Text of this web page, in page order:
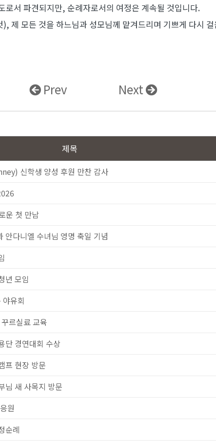
로서 파견되지만, 순례자로서의 여정은 계속될 것입니다.
제 모든 것을 하느님과 성모님께 맡겨드리며 기쁘게 다시
Prev Next
제목
신학생 양성 후원 만찬 감사
운 첫 만남
안다니엘 수녀님 영명 축일 기념
년 모임
유회
르실료 교육
단 경연대회 수상
프 현장 방문
님 새 사목지 방문
원
순례